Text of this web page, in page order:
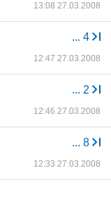
13:08 27.03.2008
... 4
12:47 27.03.2008
... 2
12:46 27.03.2008
... 8
12:33 27.03.2008